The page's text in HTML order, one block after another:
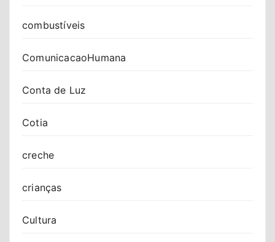
combustíveis
ComunicacaoHumana
Conta de Luz
Cotia
creche
crianças
Cultura